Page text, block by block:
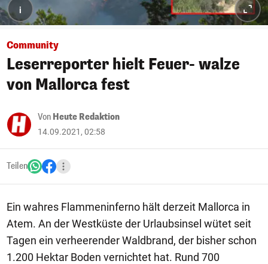
i
Community
Leserreporter hielt Feuer- walze
von Mallorca fest
Von Heute Redaktion
14.09.2021, 02:58
Teilen
Ein wahres Flammeninferno hält derzeit Mallorca in
Atem. An der Westküste der Urlaubsinsel wütet seit
Tagen ein verheerender Waldbrand, der bisher schon
1.200 Hektar Boden vernichtet hat. Rund 700